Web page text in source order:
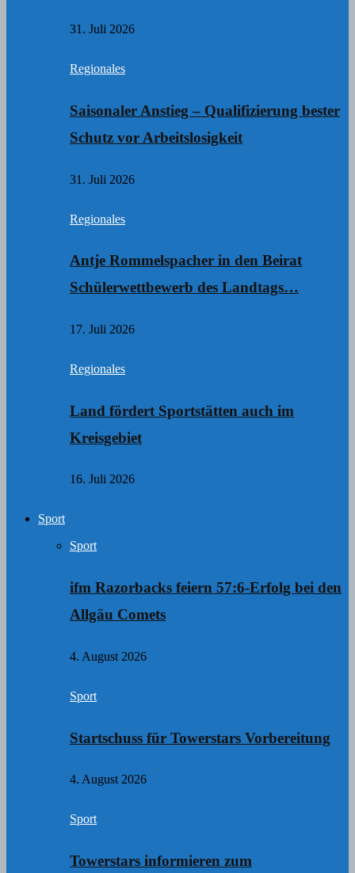
31. Juli 2026
Regionales
Saisonaler Anstieg – Qualifizierung bester
Schutz vor Arbeitslosigkeit
31. Juli 2026
Regionales
Antje Rommelspacher in den Beirat
Schülerwettbewerb des Landtags…
17. Juli 2026
Regionales
Land fördert Sportstätten auch im
Kreisgebiet
16. Juli 2026
Sport
Sport
ifm Razorbacks feiern 57:6-Erfolg bei den
Allgäu Comets
4. August 2026
Sport
Startschuss für Towerstars Vorbereitung
4. August 2026
Sport
Towerstars informieren zum